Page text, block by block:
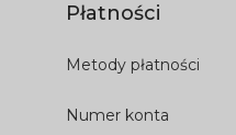
Płatności
Metody płatności
Numer konta